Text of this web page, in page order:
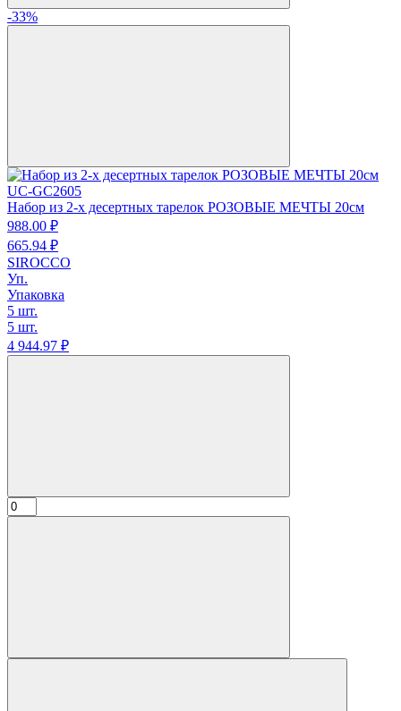
-33%
UC-GC2605
Набор из 2-х десертных тарелок РОЗОВЫЕ МЕЧТЫ 20см
988.00 ₽
665.94 ₽
SIROCCO
Уп.
Упаковка
5 шт.
5 шт.
4 944.97 ₽